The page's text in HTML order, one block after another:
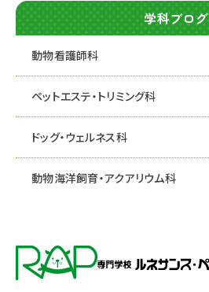
学科ブログ
動物看護師科
ペットエステ・トリミング科
ドッグ・ウェルネス科
動物海洋飼育・アクアリウム科